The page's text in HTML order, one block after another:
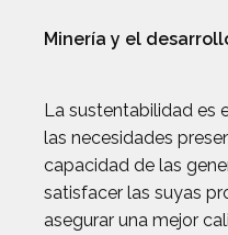
Minería y el
La sustentabilidad es
las necesidades
capacidad de las
satisfacer las suyas
asegurar una mejor